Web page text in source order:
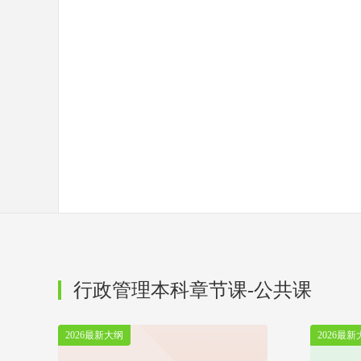
行政管理本科章节课-公共课
2026最新大纲 2026最新